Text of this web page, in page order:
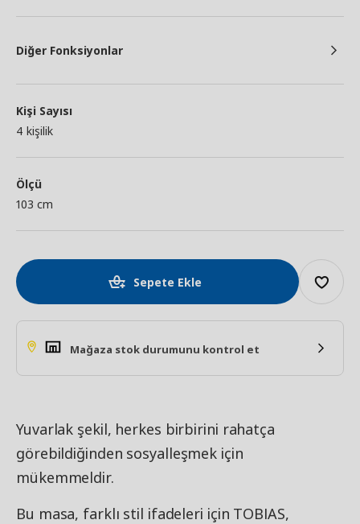
Diğer Fonksiyonlar
Kişi Sayısı
4 kişilik
Ölçü
103 cm
Sepete Ekle
Mağaza stok durumunu kontrol et
Yuvarlak şekil, herkes birbirini rahatça
görebildiğinden sosyalleşmek için
mükemmeldir.
Bu masa, farklı stil ifadeleri için TOBIAS,